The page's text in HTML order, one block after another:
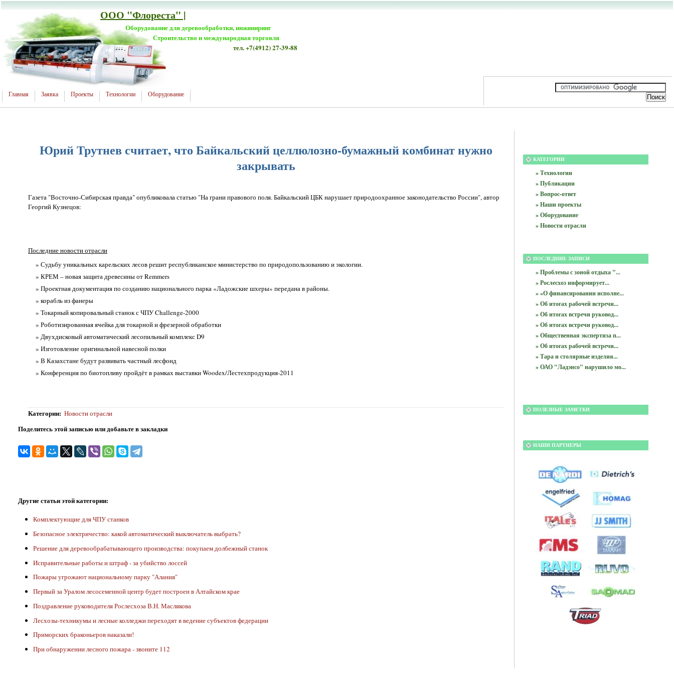
ООО "Флореста" |
Оборудование для деревообработки, инжиниринг
Строительство и международная торговля
тел. +7(4912) 27-39-88
Главная Заявка Проекты Технологии Оборудование
Юрий Трутнев считает, что Байкальский целлюлозно-бумажный комбинат нужно
закрывать
Газета "Восточно-Сибирская правда" опубликовала статью "На грани правового поля. Байкальский ЦБК нарушает природоохранное законодательство России", автор
Георгий Кузнецов:
Последние новости отрасли
» Судьбу уникальных карельских лесов решит республиканское министерство по природопользованию и экологии.
» КРЕМ – новая защита древесины от Remmers
» Проектная документация по созданию национального парка «Ладожские шхеры» передана в районы.
» корабль из фанеры
» Токарный копировальный станок с ЧПУ Challenge-2000
» Роботизированная ячейка для токарной и фрезерной обработки
» Двухдисковый автоматический лесопильный комплекс D9
» Изготовление оригинальной навесной полки
» В Казахстане будут развивать частный лесфонд
» Конференция по биотопливу пройдёт в рамках выставки Woodex/Лестехпродукция-2011
Категории: Новости отрасли
Поделитесь этой записью или добавьте в закладки
Другие статьи этой категории:
Комплектующие для ЧПУ станков
Безопасное электричество: какой автоматический выключатель выбрать?
Решение для деревообрабатывающего производства: покупаем долбежный станок
Исправительные работы и штраф - за убийство лоссей
Пожары угрожают национальному парку "Алания"
Первый за Уралом лесосеменной центр будет построен в Алтайском крае
Поздравление руководителя Рослесхоза В.Н. Маслякова
Лесхозы-техникумы и лесные колледжи переходят в ведение субъектов федерации
Приморских браконьеров наказали!
При обнаружении лесного пожара - звоните 112
КАТЕГОРИИ
» Технологии
» Публикации
» Вопрос-ответ
» Наши проекты
» Оборудование
» Новости отрасли
ПОСЛЕДНИЕ ЗАПИСИ
» Проблемы с зоной отдыха "...
» Рослесхоз информирует...
» «О финансировании исполне...
» Об итогах рабочей встречи...
» Об итогах встречи руковод...
» Об итогах встречи руковод...
» Общественная экспертиза п...
» Об итогах рабочей встречи...
» Тара и столярные изделия...
» ОАО "Ладэнсо" нарушило мо...
ПОЛЕЗНЫЕ ЗАМЕТКИ
НАШИ ПАРТНЕРЫ